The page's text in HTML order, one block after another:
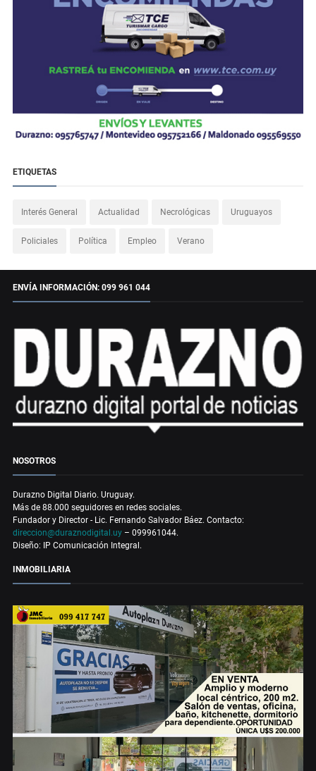
ETIQUETAS
Interés General Actualidad Necrológicas Uruguayos
Policiales Política Empleo Verano
ENVÍA INFORMACIÓN: 099 961 044
NOSOTROS
Durazno Digital Diario. Uruguay.
Más de 88.000 seguidores en redes sociales.
Fundador y Director - Lic. Fernando Salvador Báez. Contacto:
direccion@duraznodigital.uy – 099961044.
Diseño: IP Comunicación Integral.
INMOBILIARIA